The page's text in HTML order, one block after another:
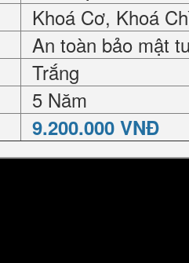
Khoá Cơ, Khoá
An toàn bảo mật
Trắng
5 Năm
9.200.000 VNĐ